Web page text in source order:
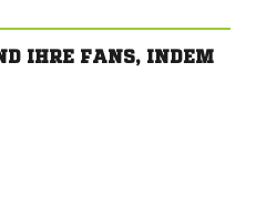
IHRE FANS, INDEM